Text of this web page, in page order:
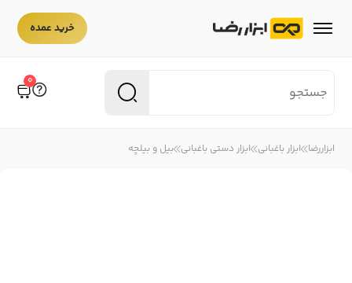
خرید عمده
0
ابزاررضا ابزار باغبانی ابزار دستی باغبانی بیل و بیلچه
3 عدد به بالا
۳۰۶,۰۰۰ 10%
قیمت تک فروشی
۳۴۰,۰۰۰